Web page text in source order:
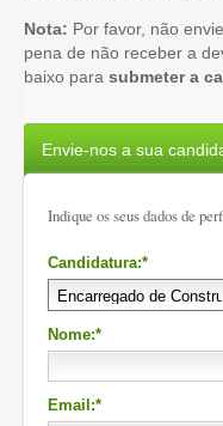
Nota: Por favor, não
pena de não receber a
baixo para submeter a
Envie-nos a sua
Indique os seus dados de
Candidatura:*
Nome:*
Email:*